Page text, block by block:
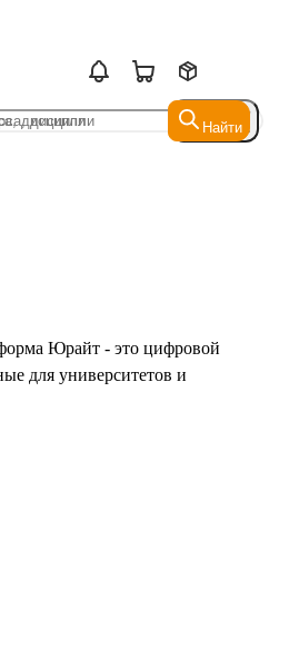
Найти
Найти
Юрайт - это цифровой
для университетов и